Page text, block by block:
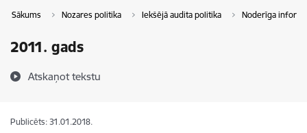
Sākums Nozares politika Iekšējā audita politika Noderīga
2011. gads
Atskaņot tekstu
Publicēts: 31.01.2018.